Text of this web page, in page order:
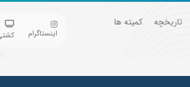
تاریخچه
کمیته ها
اینستاگرام